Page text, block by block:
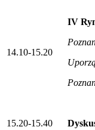
14.10-15.20
IV
15.20-15.40